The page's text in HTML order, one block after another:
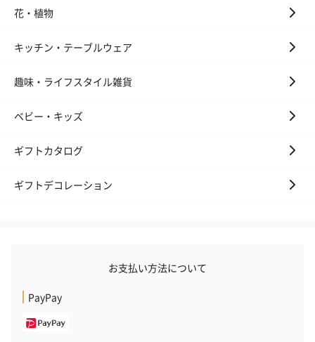
花・植物
キッチン・テーブルウェア
趣味・ライフスタイル雑貨
ベビー・キッズ
ギフトカタログ
ギフトデコレーション
お支払い方法について
PayPay